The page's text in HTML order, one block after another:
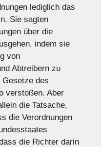
lediglich das
Sie sagten
über die
indem sie
von
Abtreibern zu
Gesetze des
verstoßen. Aber
die Tatsache,
die Verordnungen
die Richter darin